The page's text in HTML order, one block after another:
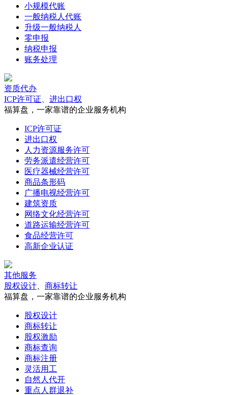
小规模代账
一般纳税人代账
升级一般纳税人
零申报
纳税申报
账务处理
资质代办
ICP许可证
进出口权
福算盘，一家靠谱的企业服务机构
ICP许可证
进出口权
人力资源服务许可
劳务派遣经营许可
医疗器械经营许可
商品条形码
广播电视经营许可
建筑资质
网络文化经营许可
道路运输经营许可
食品经营许可
高新企业认证
其他服务
股权设计
商标转让
福算盘，一家靠谱的企业服务机构
股权设计
商标转让
股权激励
商标查询
商标注册
灵活用工
自然人代开
重点人群退补